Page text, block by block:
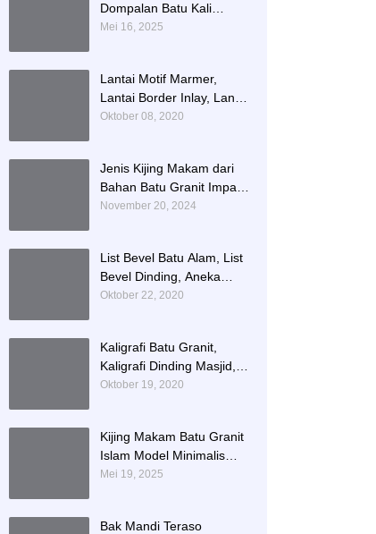
Dompalan Batu Kali
Termurah
Mei 16, 2025
Lantai Motif Marmer,
Lantai Border Inlay, Lantai
Rumah Motif Marmer
Oktober 08, 2020
Jenis Kijing Makam dari
Bahan Batu Granit Impala
Terbaru Brand Bintang
November 20, 2024
List Bevel Batu Alam, List
Bevel Dinding, Aneka
Motif List Bevel Batu Alam
Oktober 22, 2020
Kaligrafi Batu Granit,
Kaligrafi Dinding Masjid,
Prasasti Kaligrafi Batu
Oktober 19, 2020
Kijing Makam Batu Granit
Islam Model Minimalis
Terlaris Brand Bintang
Mei 19, 2025
Bak Mandi Teraso